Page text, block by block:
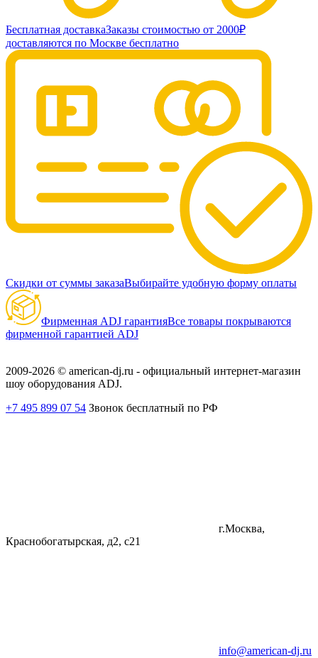
Бесплатная доставкаЗаказы стоимостью от 2000₽
доставляются по Москве бесплатно
Скидки от суммы заказаВыбирайте удобную форму оплаты
Фирменная ADJ гарантияВсе товары покрываются
фирменной гарантией ADJ
2009-2026 © american-dj.ru - официальный интернет-магазин
шоу оборудования ADJ.
+7 495 899 07 54 Звонок бесплатный по РФ
г.Москва,
Краснобогатырская, д2, с21
info@american-dj.ru